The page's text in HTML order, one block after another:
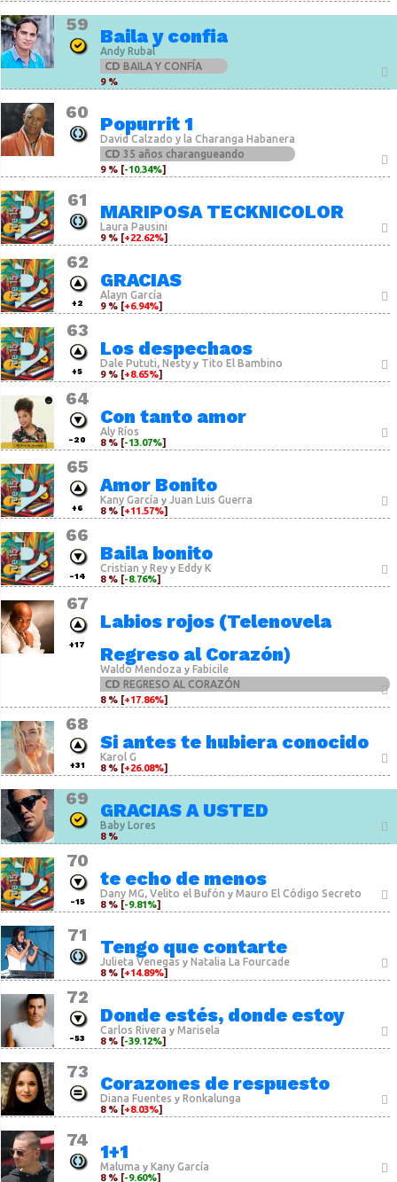
59
Baila y confia
Andy Rubal
CDBAILA Y CONFÍA
9 %
60
Popurrit 1
David Calzado y la Charanga Habanera
CD35 años charangueando
9 % [-10.34%]
61
MARIPOSA TECKNICOLOR
Laura Pausini
9 % [+22.62%]
62
+2
GRACIAS
Alayn García
9 % [+6.94%]
63
+5
Los despechaos
Dale Pututi, Nesty y Tito El Bambino
9 % [+8.65%]
64
-20
Con tanto amor
Aly Ríos
8 % [-13.07%]
65
+6
Amor Bonito
Kany García yJuan Luis Guerra
8 % [+11.57%]
66
-14
Baila bonito
Cristian y Rey y Eddy K
8 % [-8.76%]
67
+17
Labios rojos (Telenovela
Regreso al Corazón)
Waldo Mendoza y Fabicile
CDREGRESO AL CORAZÓN
8 % [+17.86%]
68
+31
Si antes te hubiera conocido
Karol G
8 % [+26.08%]
69
GRACIAS A USTED
Baby Lores
8 %
70
-15
te echo de menos
Dany MG,Velito el Bufón yMauro El Código Secreto
8 % [-9.81%]
71
Tengo que contarte
Julieta Venegas y Natalia La Fourcade
8 % [+14.89%]
72
-53
Donde estés, donde estoy
Carlos Rivera yMarisela
8 % [-39.12%]
73
Corazones de respuesto
Diana Fuentes y Ronkalunga
8 % [+8.03%]
74
1+1
Maluma y Kany García
8 % [-9.60%]